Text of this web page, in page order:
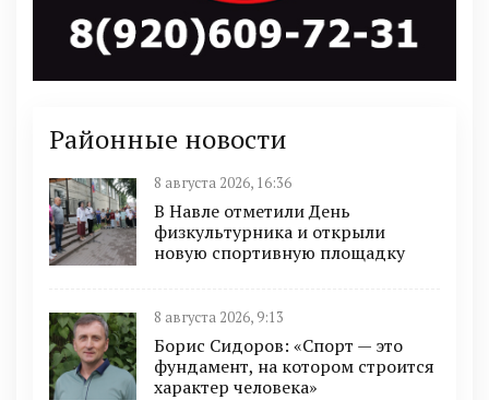
Районные новости
8 августа 2026, 16:36
В Навле отметили День
физкультурника и открыли
новую спортивную площадку
8 августа 2026, 9:13
Борис Сидоров: «Спорт — это
фундамент, на котором строится
характер человека»